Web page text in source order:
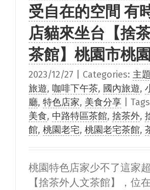
受自在的空間 有
店貓來坐台【捨
茶館】桃園市桃
2023/12/27 Categories: 主
旅遊, 咖啡下午茶, 國內旅遊,
廳, 特色店家, 美食分享
美食, 中路特區茶館, 捨茶外,
館, 桃園老宅, 桃園老宅茶館,
桃園特色店家少不了這家
【捨茶外人文茶館】，位